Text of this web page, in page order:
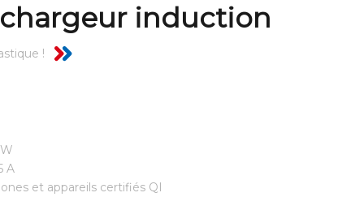
induction
!
A
et appareils certifiés QI